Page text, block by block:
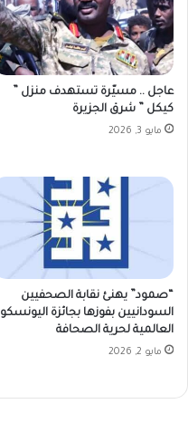
عاجل .. مسيّرة تستهدف منزل ”
كيكل ” شرق الجزيرة
مايو 3, 2026
“صمود” يهنئ نقابة الصحفيين
السودانيين بفوزها بجائزة اليونسكو
العالمية لحرية الصحافة
مايو 2, 2026